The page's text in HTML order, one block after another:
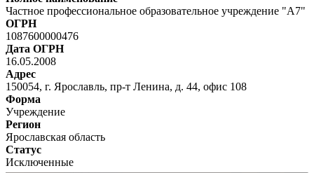
Частное профессиональное образовательное учреждение "А7"
ОГРН
1087600000476
Дата ОГРН
16.05.2008
Адрес
150054, г. Ярославль, пр-т Ленина, д. 44, офис 108
Форма
Учреждение
Регион
Ярославская область
Статус
Исключенные